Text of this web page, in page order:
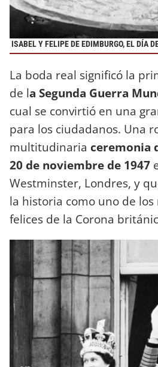
ISABEL Y FELIPE DE EDIMBURGO, EL DÍA
La boda real significó la
de la Segunda Guerra
cual se convirtió en una
para los ciudadanos. Una
multitudinaria ceremonia
20 de noviembre de 1947
Westminster, Londres, y
la historia como uno de
felices de la Corona